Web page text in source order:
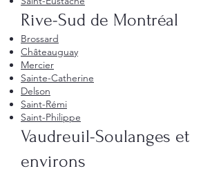
Rive-Sud de Montréal
Brossard
Châteauguay
Mercier
Sainte-Catherine
Delson
Saint-Rémi
Saint-Philippe
Vaudreuil-Soulanges et
environs